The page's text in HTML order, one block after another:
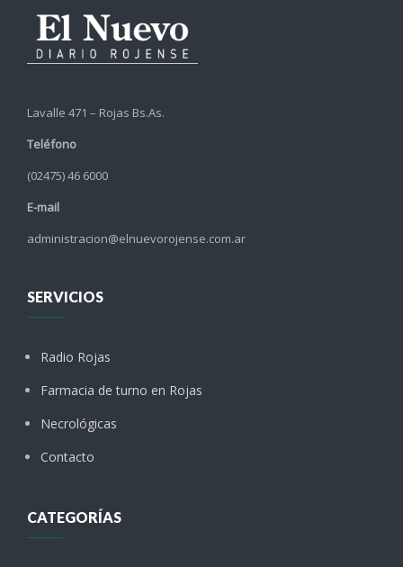
Lavalle 471 – Rojas Bs.As.
Teléfono
(02475) 46 6000
E-mail
administracion@elnuevorojense.com.ar
SERVICIOS
Radio Rojas
Farmacia de turno en Rojas
Necrológicas
Contacto
CATEGORÍAS